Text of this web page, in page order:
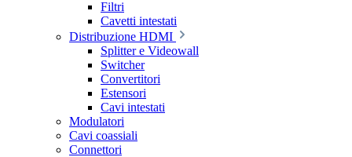
Filtri
Cavetti intestati
Distribuzione HDMI
Splitter e Videowall
Switcher
Convertitori
Estensori
Cavi intestati
Modulatori
Cavi coassiali
Connettori